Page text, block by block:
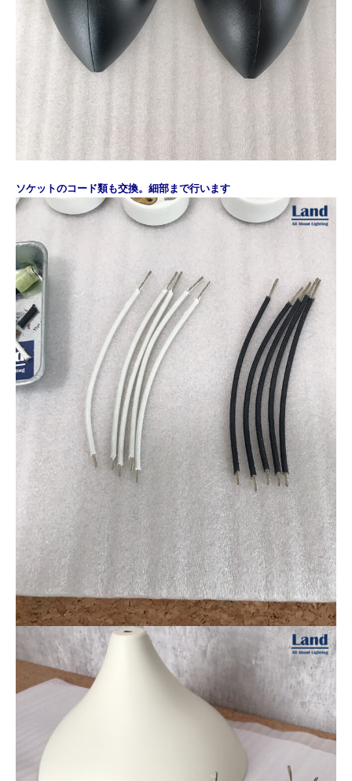
ソケットのコード類も交換。細部まで行います